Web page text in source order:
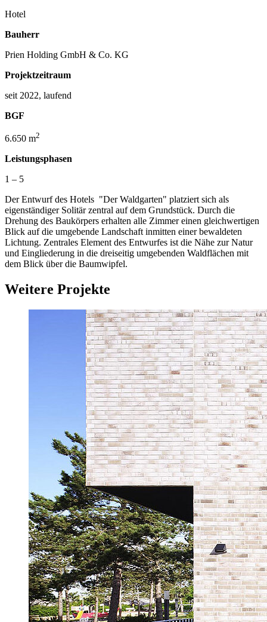
Hotel
Bauherr
Prien Holding GmbH & Co. KG
Projektzeitraum
seit 2022, laufend
BGF
6.650 m2
Leistungsphasen
1 – 5
Der Entwurf des Hotels "Der Waldgarten" platziert sich als
eigenständiger Solitär zentral auf dem Grundstück. Durch die
Drehung des Baukörpers erhalten alle Zimmer einen gleichwertigen
Blick auf die umgebende Landschaft inmitten einer bewaldeten
Lichtung. Zentrales Element des Entwurfes ist die Nähe zur Natur
und Eingliederung in die dreiseitig umgebenden Waldflächen mit
dem Blick über die Baumwipfel.
Weitere Projekte